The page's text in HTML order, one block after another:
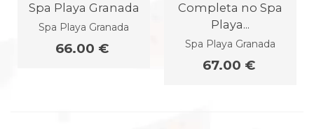
Spa Playa Granada
Spa Playa Granada
66.00 €
Completa no Spa
Playa...
Spa Playa Granada
67.00 €